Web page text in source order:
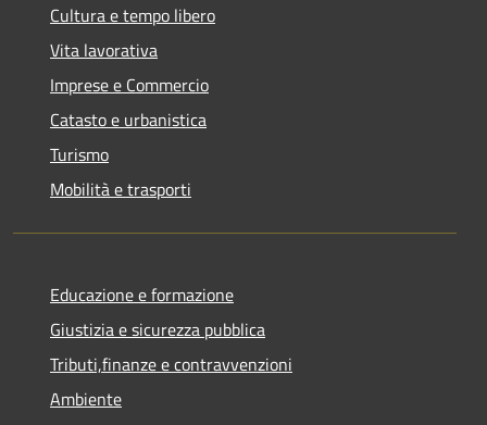
Cultura e tempo libero
Vita lavorativa
Imprese e Commercio
Catasto e urbanistica
Turismo
Mobilità e trasporti
Educazione e formazione
Giustizia e sicurezza pubblica
Tributi,finanze e contravvenzioni
Ambiente